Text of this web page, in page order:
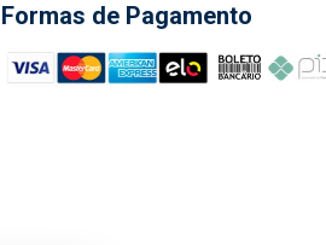
Formas de Pagamento